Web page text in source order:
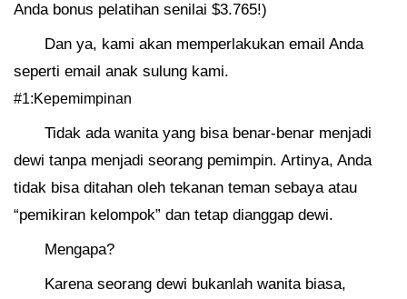
Anda bonus pelatihan senilai $3.765!)
Dan ya, kami akan memperlakukan email Anda
seperti email anak sulung kami.
#1:Kepemimpinan
Tidak ada wanita yang bisa benar-benar menjadi
dewi tanpa menjadi seorang pemimpin. Artinya, Anda
tidak bisa ditahan oleh tekanan teman sebaya atau
“pemikiran kelompok” dan tetap dianggap dewi.
Mengapa?
Karena seorang dewi bukanlah wanita biasa,